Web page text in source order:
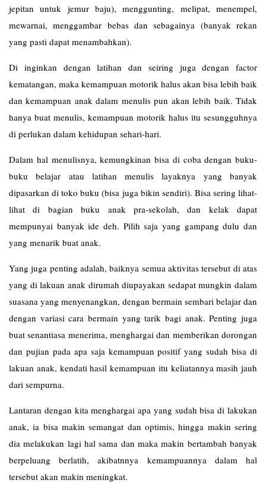
jepitan untuk jemur baju), menggunting, melipat, menempel,
mewarnai, menggambar bebas dan sebagainya (banyak rekan
yang pasti dapat menambahkan).
Di inginkan dengan latihan dan seiring juga dengan factor
kematangan, maka kemampuan motorik halus akan bisa lebih baik
dan kemampuan anak dalam menulis pun akan lebih baik. Tidak
hanya buat menulis, kemampuan motorik halus itu sesungguhnya
di perlukan dalam kehidupan sehari-hari.
Dalam hal menulisnya, kemungkinan bisa di coba dengan buku-
buku belajar atau latihan menulis layaknya yang banyak
dipasarkan di toko buku (bisa juga bikin sendiri). Bisa sering lihat-
lihat di bagian buku anak pra-sekolah, dan kelak dapat
mempunyai banyak ide deh. Pilih saja yang gampang dulu dan
yang menarik buat anak.
Yang juga penting adalah, baiknya semua aktivitas tersebut di atas
yang di lakuan anak dirumah diupayakan sedapat mungkin dalam
suasana yang menyenangkan, dengan bermain sembari belajar dan
dengan variasi cara bermain yang tarik bagi anak. Penting juga
buat senantiasa menerima, menghargai dan memberikan dorongan
dan pujian pada apa saja kemampuan positif yang sudah bisa di
lakuan anak, kendati hasil kemampuan itu keliatannya masih jauh
dari sempurna.
Lantaran dengan kita menghargai apa yang sudah bisa di lakukan
anak, ia bisa makin semangat dan optimis, hingga makin sering
dia melakukan lagi hal sama dan maka makin bertambah banyak
berpeluang berlatih, akibatnnya kemampuannya dalam hal
tersebut akan makin meningkat.